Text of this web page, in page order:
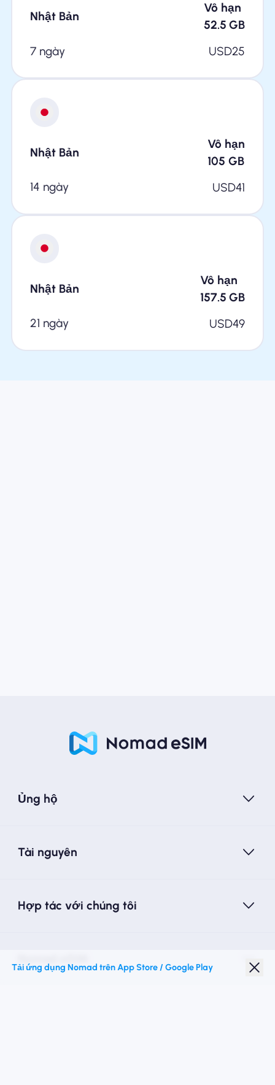
Nhật Bản
Vô hạn
52.5 GB
7 ngày
USD25
Nhật Bản
Vô hạn
105 GB
14 ngày
USD41
Nhật Bản
Vô hạn
157.5 GB
21 ngày
USD49
Ủng hộ
Tài nguyên
Hợp tác với chúng tôi
Tải ứng dụng Nomad trên App Store / Google Play